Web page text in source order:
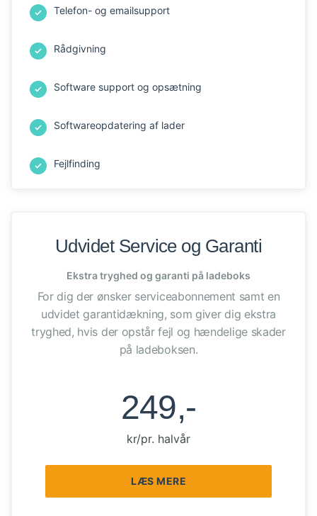
Telefon- og emailsupport
Rådgivning
Software support og opsætning
Softwareopdatering af lader
Fejlfinding
Udvidet Service og Garanti
Ekstra tryghed og garanti på ladeboks
For dig der ønsker serviceabonnement samt en
udvidet garantidækning, som giver dig ekstra
tryghed, hvis der opstår fejl og hændelige skader
på ladeboksen.
249,-
kr/pr. halvår
LÆS MERE